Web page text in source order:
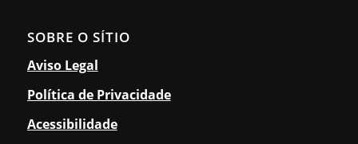
SOBRE O SÍTIO
Aviso Legal
Política de Privacidade
Acessibilidade